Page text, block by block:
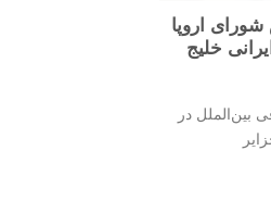
اروپا
خلیج
حقوقی بین‌الملل در